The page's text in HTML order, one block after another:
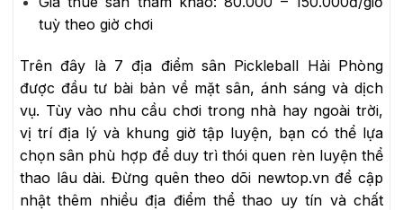
tuỳ theo giờ chơi
Trên đây là 7 địa điểm sân Pickleball Hải Phòng
được đầu tư bài bản về mặt sân, ánh sáng và dịch
vụ. Tùy vào nhu cầu chơi trong nhà hay ngoài trời,
vị trí địa lý và khung giờ tập luyện, bạn có thể lựa
chọn sân phù hợp để duy trì thói quen rèn luyện thể
thao lâu dài. Đừng quên theo dõi newtop.vn để cập
nhật thêm nhiều địa điểm thể thao uy tín và chất